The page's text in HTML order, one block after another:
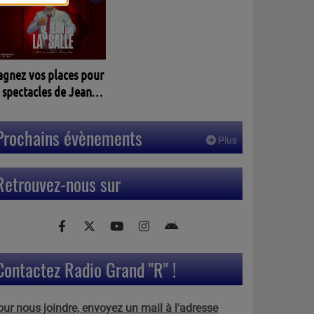
vos places pour
de Jean
Plus
évènements
nous sur
Radio Grand "R" !
nous joindre, envoyez un mail à l'adresse